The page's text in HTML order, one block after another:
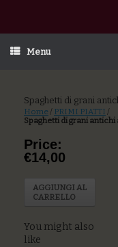
Menu
Spaghetti di grani
Home / PRIMI PIATTI /
Spaghetti di grani
Price:
€14,00
AGGIUNGI AL
CARRELLO
You might also
like